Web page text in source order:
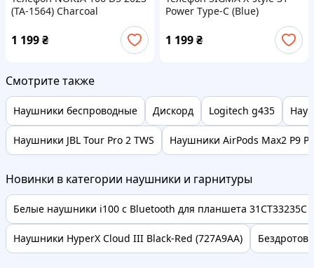
(TA-1564) Charcoal
1 199₴
Power Type-C (Blue)
1 199₴
Смотрите также
Наушники беспроводные Дискорд Logitech g435
Наушники JBL Tour Pro 2 TWS Наушники AirPods Max2 P9
Новинки в категории наушники и гарнитуры
Белые наушники i100 с Bluetooth для планшета 31CT33235C
Наушники HyperX Cloud III Black-Red (727A9AA)